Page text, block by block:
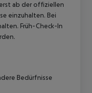
ab der offiziellen
einzuhalten. Bei
Früh-Check-In
Bedürfnisse